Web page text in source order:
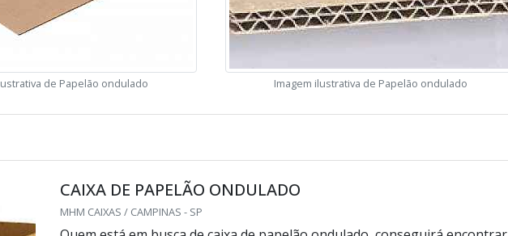
de Papelão ondulado Imagem ilustrativa de Papelão ondulado
CAIXA DE PAPELÃO ONDULADO
MHM CAIXAS / CAMPINAS - SP